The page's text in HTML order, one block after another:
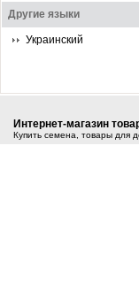
Другие языки
Украинский
Интернет-магазин
Купить семена, товары для